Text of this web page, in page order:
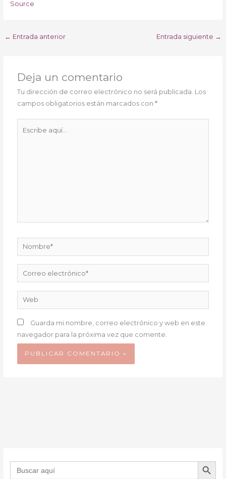
Source
← Entrada anterior Entrada siguiente →
Deja un comentario
Tu dirección de correo electrónico no será publicada. Los
campos obligatorios están marcados con*
Nombre*
Correo
electrónico*
Web
Guarda mi nombre, correo electrónico y web en este
navegador para la próxima vez que comente.
Buscar: BOTÓN DE